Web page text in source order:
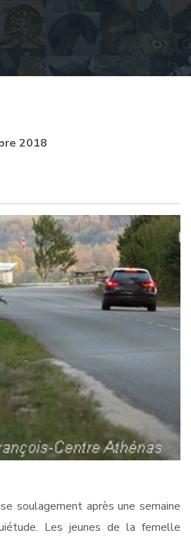
2018
soulagement après une semaine
Les jeunes de la femelle